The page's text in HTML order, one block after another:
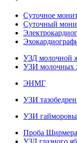
Суточное
Суточный
УЗД молочной
УЗИ молочных
ЭНМГ
УЗИ
УЗИ
Проба Ширмера
УЗД глазного